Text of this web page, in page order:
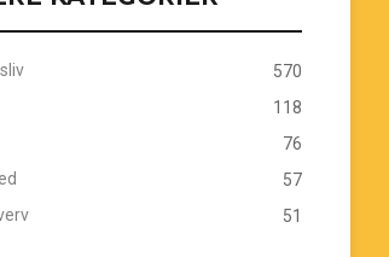
570
118
76
57
51